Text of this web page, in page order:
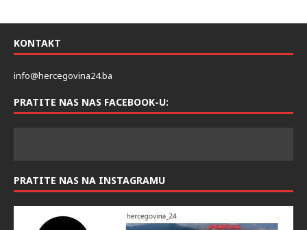
KONTAKT
info@hercegovina24.ba
PRATITE NAS NAS FACEBOOK-U:
PRATITE NAS NA INSTAGRAMU